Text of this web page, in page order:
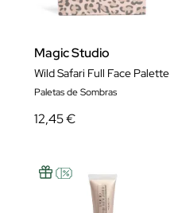
Magic Studio
Wild Safari Full Face Palette
Paletas de Sombras
12,45 €